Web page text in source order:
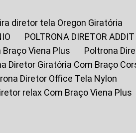
diretor tela Oregon Giratória
POLTRONA DIRETOR
Braço Viena Plus
Poltrona
Diretor Giratória Com Braço
Diretor Office Tela Nylon
relax Com Braço Viena Plus